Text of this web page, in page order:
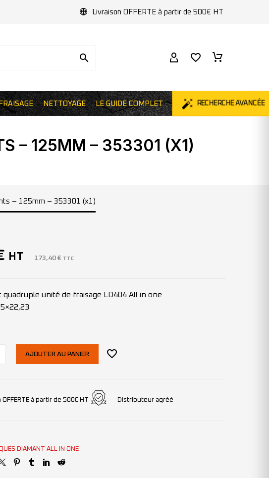
Livraison OFFERTE à partir de 500€ HT
NETTOYAGE LE GUIDE COMPLET RECHERCHE AVANCÉE
– 125MM – 353301 (X1)
– 125mm – 353301 (x1)
HT 173,40 € TTC
quadruple unité de fraisage LD404 All in one
AJOUTER AU PANIER
à partir de 500€ HT Distributeur agréé
DIAMANT ALL IN ONE